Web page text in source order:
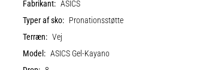
Fabrikant: ASICS
Typer af sko: Pronationsstøtte
Terræn: Vej
Model: ASICS Gel-Kayano